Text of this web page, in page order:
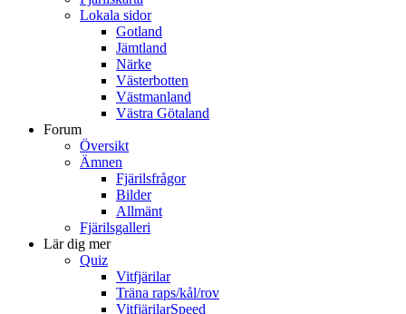
Lokala sidor
Gotland
Jämtland
Närke
Västerbotten
Västmanland
Västra Götaland
Forum
Översikt
Ämnen
Fjärilsfrågor
Bilder
Allmänt
Fjärilsgalleri
Lär dig mer
Quiz
Vitfjärilar
Träna raps/kål/rov
VitfjärilarSpeed